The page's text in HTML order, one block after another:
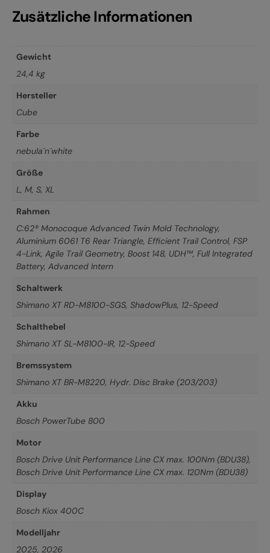
Zusätzliche Informationen
Gewicht
24,4 kg
Hersteller
Cube
Farbe
nebula´n´white
Größe
L, M, S, XL
Rahmen
C:62® Monocoque Advanced Twin Mold Technology,
Aluminium 6061 T6 Rear Triangle, Efficient Trail Control, FSP
4-Link, Agile Trail Geometry, Boost 148, UDH™, Full Integrated
Battery, Advanced Intern
Schaltwerk
Shimano XT RD-M8100-SGS, ShadowPlus, 12-Speed
Schalthebel
Shimano XT SL-M8100-IR, 12-Speed
Bremssystem
Shimano XT BR-M8220, Hydr. Disc Brake (203/203)
Akku
Bosch PowerTube 800
Motor
Bosch Drive Unit Performance Line CX max. 100Nm (BDU38),
Bosch Drive Unit Performance Line CX max. 120Nm (BDU38)
Display
Bosch Kiox 400C
Modelljahr
2025, 2026